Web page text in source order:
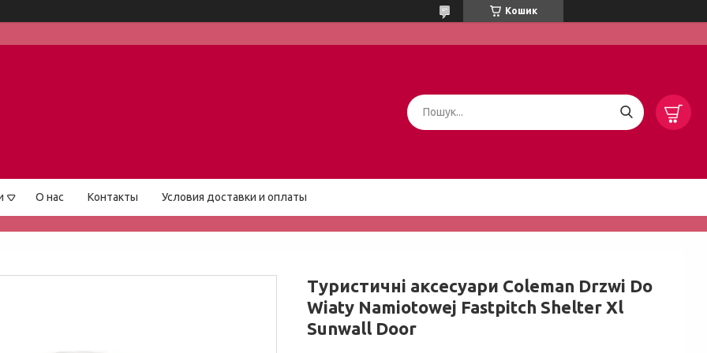
Кошик
О нас Контакты Условия доставки и оплаты
Туристичні аксесуари Coleman Drzwi Do
Wiaty Namiotowej Fastpitch Shelter Xl
Sunwall Door